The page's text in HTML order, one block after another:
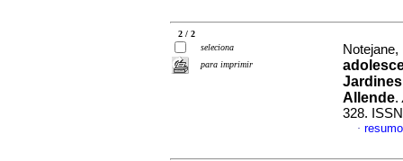
2 / 2
seleciona
para imprimir
Allende.
328.
·